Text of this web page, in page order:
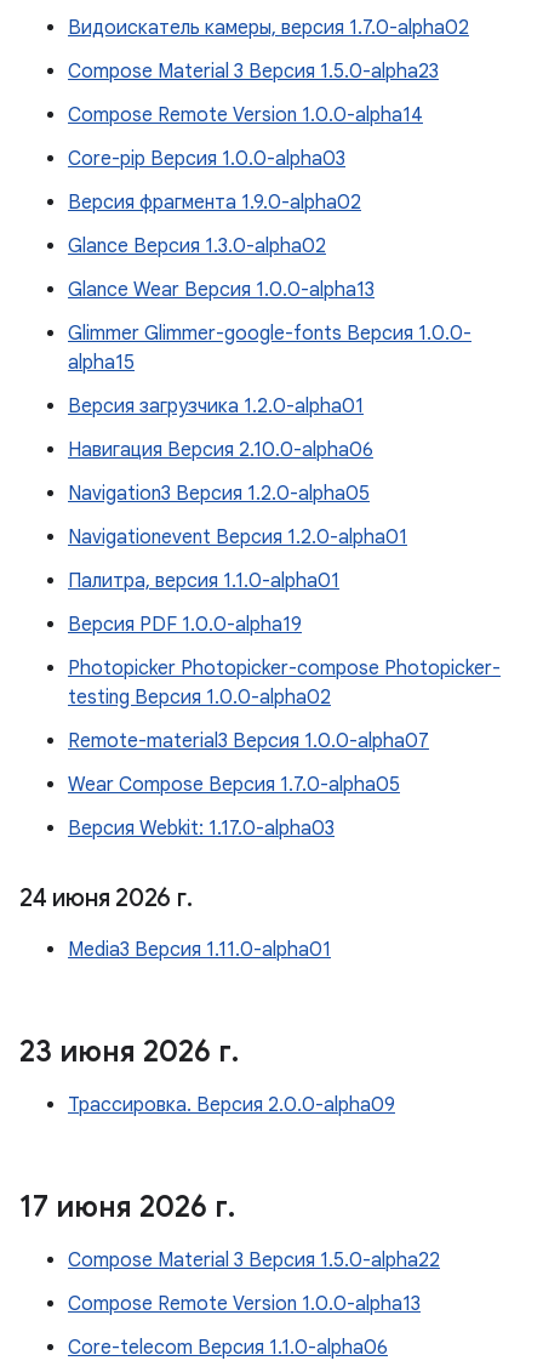
Видоискатель камеры, версия 1.7.0-alpha02
Compose Material 3 Версия 1.5.0-alpha23
Compose Remote Version 1.0.0-alpha14
Core-pip Версия 1.0.0-alpha03
Версия фрагмента 1.9.0-alpha02
Glance Версия 1.3.0-alpha02
Glance Wear Версия 1.0.0-alpha13
Glimmer Glimmer-google-fonts Версия 1.0.0-
alpha15
Версия загрузчика 1.2.0-alpha01
Навигация Версия 2.10.0-alpha06
Navigation3 Версия 1.2.0-alpha05
Navigationevent Версия 1.2.0-alpha01
Палитра, версия 1.1.0-alpha01
Версия PDF 1.0.0-alpha19
Photopicker Photopicker-compose Photopicker-
testing Версия 1.0.0-alpha02
Remote-material3 Версия 1.0.0-alpha07
Wear Compose Версия 1.7.0-alpha05
Версия Webkit: 1.17.0-alpha03
24 июня 2026 г.
Media3 Версия 1.11.0-alpha01
23 июня 2026 г.
Трассировка. Версия 2.0.0-alpha09
17 июня 2026 г.
Compose Material 3 Версия 1.5.0-alpha22
Compose Remote Version 1.0.0-alpha13
Core-telecom Версия 1.1.0-alpha06